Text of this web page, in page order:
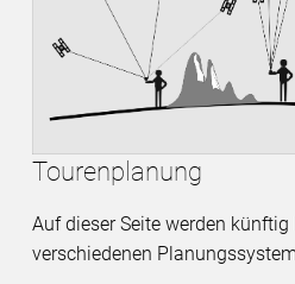
Tourenplanung
Auf dieser Seite werden
verschiedenen